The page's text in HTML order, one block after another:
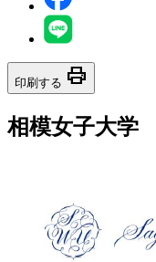
印刷する print
相模女子大学